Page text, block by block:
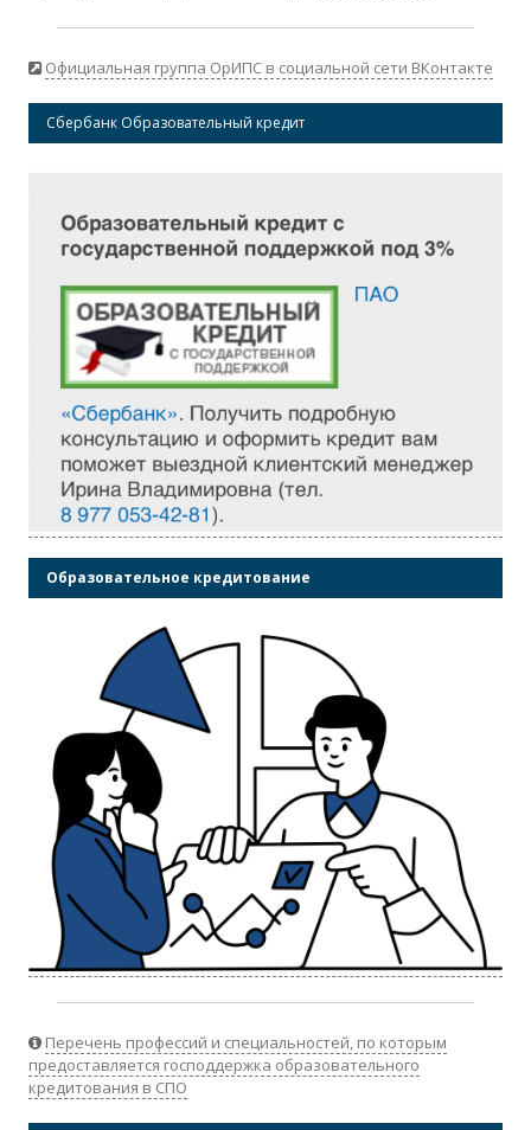
Официальная группа ОрИПС в социальной сети ВКонтакте
Сбербанк Образовательный кредит
Образовательное кредитование
Перечень профессий и специальностей, по которым
предоставляется господдержка образовательного
кредитования в СПО